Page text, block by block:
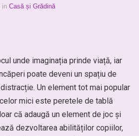
in Casă și Grădină
unde imaginația prinde viață, iar
poate deveni un spațiu de
Un element tot mai popular
mici este peretele de tablă
că adaugă un element de joc și
dezvoltarea abilităților copiilor,